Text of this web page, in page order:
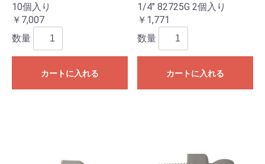
10個入り
￥7,007
数量
カートに入れる
1/4" 82725G 2個入り
￥1,771
数量
カートに入れる